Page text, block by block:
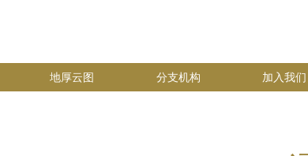
地厚云图 分支机构 加入我们